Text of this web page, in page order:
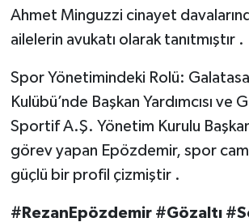
Ahmet Minguzzi cinayet
ailelerin avukatı olarak tanıtmıştır .
Spor Yönetimindeki Rolü:
Kulübü’nde Başkan Yardımcısı ve
Sportif A.Ş. Yönetim Kurulu
görev yapan Epözdemir, spor
güçlü bir profil çizmiştir .
#RezanEpözdemir #Gözaltı